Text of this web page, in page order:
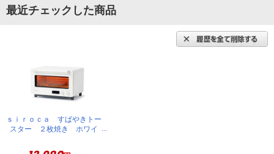
最近チェックした商品
ｓｉｒｏｃａ すばやきトー
スター ２枚焼き ホワイ